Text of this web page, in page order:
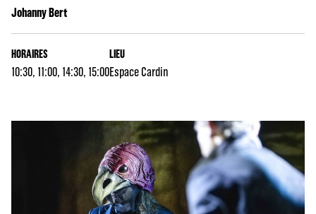
Johanny Bert
HORAIRES
10:30, 11:00, 14:30, 15:00
LIEU
Espace Cardin